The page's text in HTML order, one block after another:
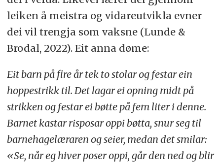
leiken å meistra og vidareutvikla evner
dei vil trengja som vaksne (Lunde &
Brodal, 2022). Eit anna døme:
Eit barn på fire år tek to stolar og festar ein
hoppestrikk til. Det lagar ei opning midt på
strikken og festar ei bøtte på fem liter i denne.
Barnet kastar risposar oppi bøtta, snur seg til
barnehagelæraren og seier, medan det smilar:
«Se, når eg hiver poser oppi, går den ned og blir